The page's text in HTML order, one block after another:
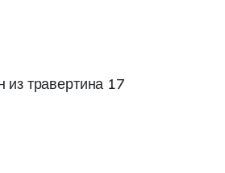
из травертина 17